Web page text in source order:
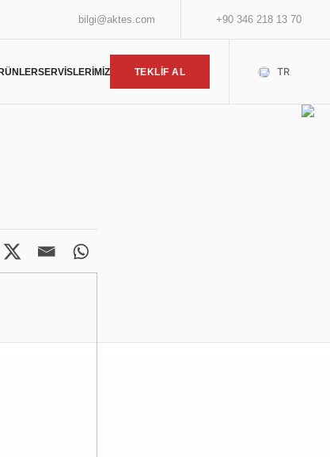
bilgi@aktes.com +90 346 218 13 70
SERVİSLERİMİZ TEKLİF AL TR